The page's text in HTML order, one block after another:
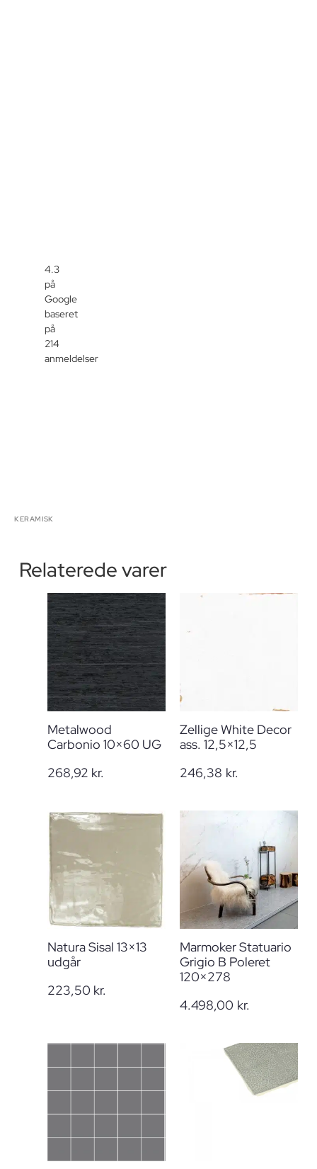
KERAMISK
4.3
på
Google
baseret
på
214
anmeldelser
Relaterede varer
Metalwood
Carbonio 10×60 UG
268,92 kr.
Zellige White Decor
ass. 12,5×12,5
246,38 kr.
Natura Sisal 13×13
udgår
223,50 kr.
Marmoker Statuario
Grigio B Poleret
120×278
4.498,00 kr.